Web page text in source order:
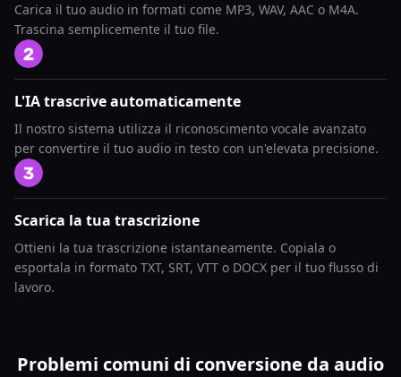
Carica il tuo audio in formati come MP3, WAV, AAC o M4A.
Trascina semplicemente il tuo file.
L'IA trascrive automaticamente
Il nostro sistema utilizza il riconoscimento vocale avanzato
per convertire il tuo audio in testo con un'elevata precisione.
Scarica la tua trascrizione
Ottieni la tua trascrizione istantaneamente. Copiala o
esportala in formato TXT, SRT, VTT o DOCX per il tuo flusso di
lavoro.
Problemi comuni di conversione da audio